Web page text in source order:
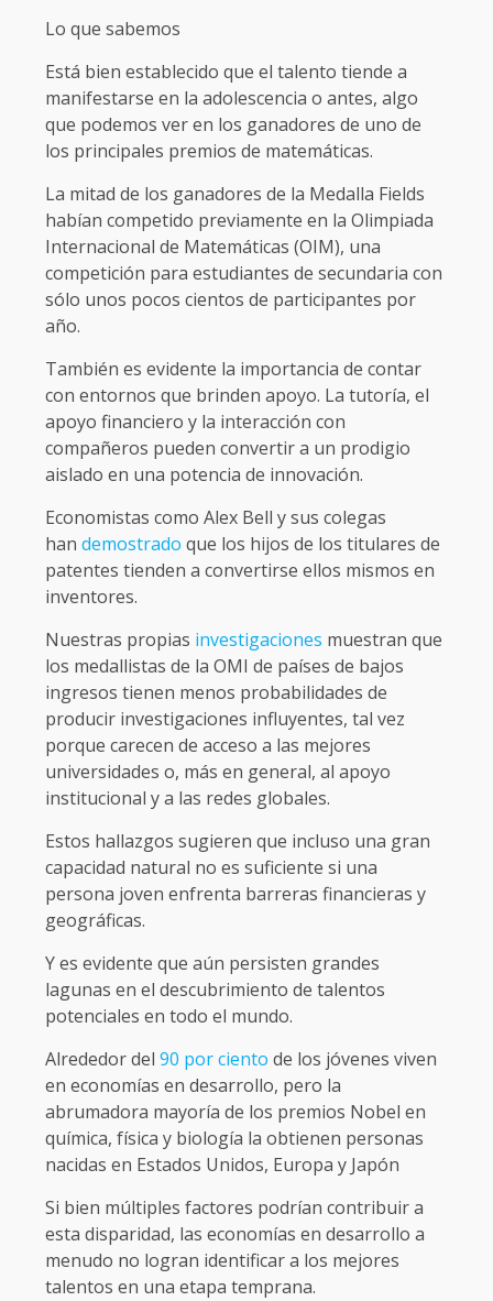
Lo que sabemos
Está bien establecido que el talento tiende a
manifestarse en la adolescencia o antes, algo
que podemos ver en los ganadores de uno de
los principales premios de matemáticas.
La mitad de los ganadores de la Medalla Fields
habían competido previamente en la Olimpiada
Internacional de Matemáticas (OIM), una
competición para estudiantes de secundaria con
sólo unos pocos cientos de participantes por
año.
También es evidente la importancia de contar
con entornos que brinden apoyo. La tutoría, el
apoyo financiero y la interacción con
compañeros pueden convertir a un prodigio
aislado en una potencia de innovación.
Economistas como Alex Bell y sus colegas
han demostrado que los hijos de los titulares de
patentes tienden a convertirse ellos mismos en
inventores.
Nuestras propias investigaciones muestran que
los medallistas de la OMI de países de bajos
ingresos tienen menos probabilidades de
producir investigaciones influyentes, tal vez
porque carecen de acceso a las mejores
universidades o, más en general, al apoyo
institucional y a las redes globales.
Estos hallazgos sugieren que incluso una gran
capacidad natural no es suficiente si una
persona joven enfrenta barreras financieras y
geográficas.
Y es evidente que aún persisten grandes
lagunas en el descubrimiento de talentos
potenciales en todo el mundo.
Alrededor del 90 por ciento de los jóvenes viven
en economías en desarrollo, pero la
abrumadora mayoría de los premios Nobel en
química, física y biología la obtienen personas
nacidas en Estados Unidos, Europa y Japón
Si bien múltiples factores podrían contribuir a
esta disparidad, las economías en desarrollo a
menudo no logran identificar a los mejores
talentos en una etapa temprana.